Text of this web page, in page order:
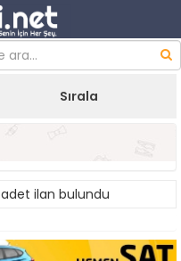
Sırala
adet ilan bulundu